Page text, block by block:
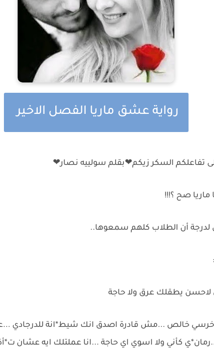
رواية عشق ماريا الفصل الاخير
تفاعلكم السكر زيكم❤بقلم سولييه نصار❤
ماريا صح ؟!!!
لدرجة أن الطلاب كلهم سمعوها..
لاحسن يطقلك عرق ولا حاجة
خالص ...مش قادرة اصدق انك شيط*انة للدرجادي
كأني ولا اسوي اي حاجة ...انا عملتلك ايه عشان